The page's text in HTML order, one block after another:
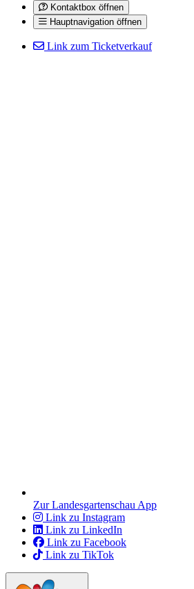
Kontaktbox öffnen
Hauptnavigation öffnen
Link zum Ticketverkauf
Zur Landesgartenschau App
Link zu Instagram
Link zu LinkedIn
Link zu Facebook
Link zu TikTok